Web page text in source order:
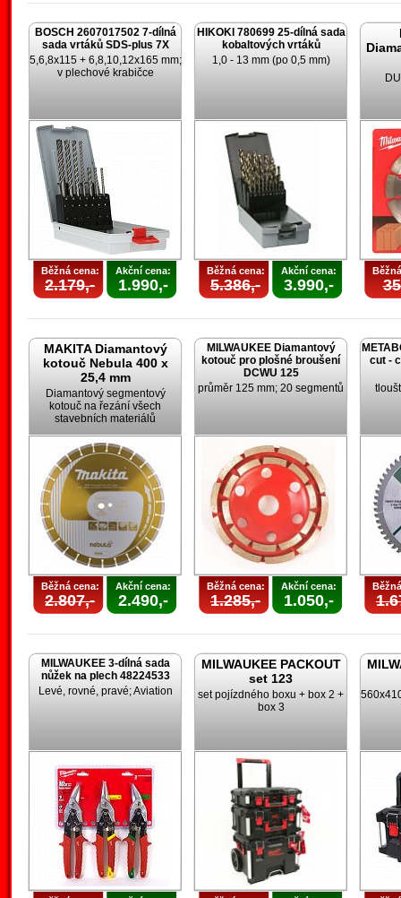
BOSCH 2607017502 7-dílná
sada vrtáků SDS-plus 7X
5,6,8x115 + 6,8,10,12x165 mm;
v plechové krabičce
Běžná cena:
2.179,-
Akční cena:
1.990,-
HIKOKI 780699 25-dílná sada
kobaltových vrtáků
1,0 - 13 mm (po 0,5 mm)
Běžná cena:
5.386,-
Akční cena:
3.990,-
MAKITA Diamantový
kotouč Nebula 400 x
25,4 mm
Diamantový segmentový
kotouč na řezání všech
stavebních materiálů
Běžná cena:
2.807,-
Akční cena:
2.490,-
MILWAUKEE Diamantový
kotouč pro plošné broušení
DCWU 125
průměr 125 mm; 20 segmentů
Běžná cena:
1.285,-
Akční cena:
1.050,-
cut -
MILWAUKEE 3-dílná sada
nůžek na plech 48224533
Levé, rovné, pravé; Aviation
MILWAUKEE PACKOUT
set 123
set pojízdného boxu + box 2 +
box 3